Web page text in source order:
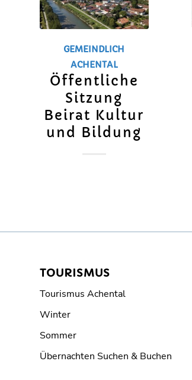
GEMEINDLICH
ACHENTAL
Öffentliche
Sitzung
Beirat Kultur
und Bildung
TOURISMUS
Tourismus Achental
Winter
Sommer
Übernachten Suchen & Buchen